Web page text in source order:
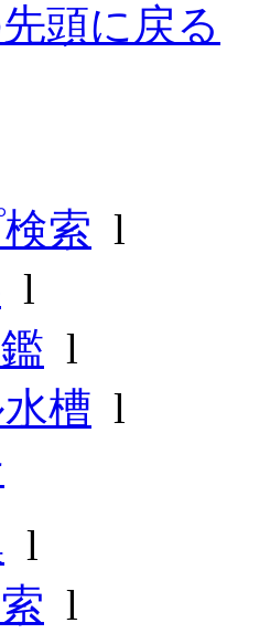
頭に戻る
索 l
l
l
槽 l
l
l